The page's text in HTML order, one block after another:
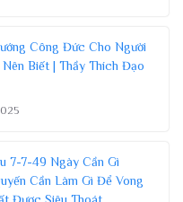
Công Đức Cho Người
Biết | Thầy Thích Đạo
7-7-49 Ngày Cần Gì
Cần Làm Gì Để Vong